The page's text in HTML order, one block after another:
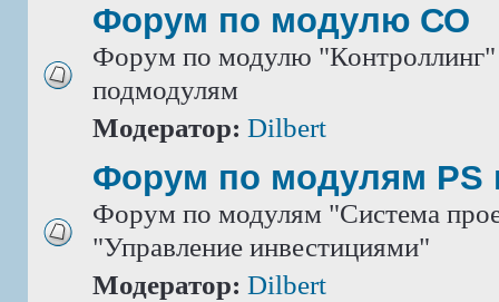
Форум по модулю СО
Форум по модулю "Контроллинг"
подмодулям
Модератор: Dilbert
Форум по модулям PS
Форум по модулям "Система
"Управление инвестициями"
Модератор: Dilbert